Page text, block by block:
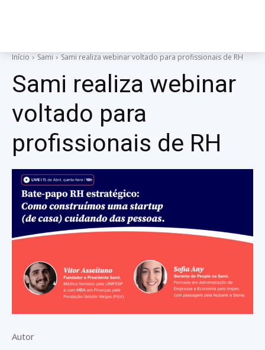
Início Sami Sami realiza webinar voltado para profissionais de RH
Sami realiza webinar
voltado para
profissionais de RH
Autor